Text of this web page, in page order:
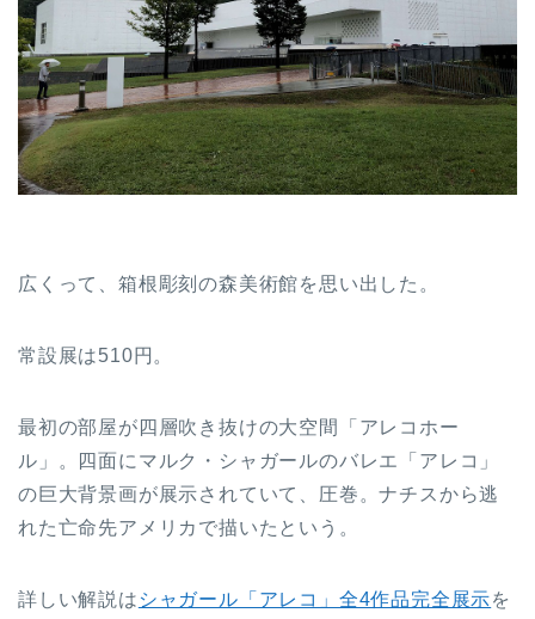
広くって、箱根彫刻の森美術館を思い出した。
常設展は510円。
最初の部屋が四層吹き抜けの大空間「アレコホー
ル」。四面にマルク・シャガールのバレエ「アレコ」
の巨大背景画が展示されていて、圧巻。ナチスから逃
れた亡命先アメリカで描いたという。
詳しい解説は シャガール「アレコ」全4作品完全展示を